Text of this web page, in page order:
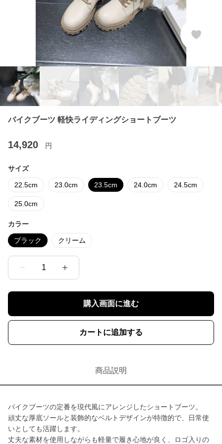
バイクブーツ 軽快ライディングショートブーツ
14,920 円
サイズ
22.5cm 23.0cm 23.5cm 24.0cm 24.5cm
25.0cm
カラー
ブラック クリーム
1
購入画面に進む
カートに追加する
商品説明
バイクブーツの定番を現代風にアレンジしたショートブーツ。
頑丈な厚底ソールと装飾的なベルトデザインが特徴的で、日常使
いとしても活躍します。
丈夫な素材を使用しながらも軽量で履き心地が良く、ロゴ入りの